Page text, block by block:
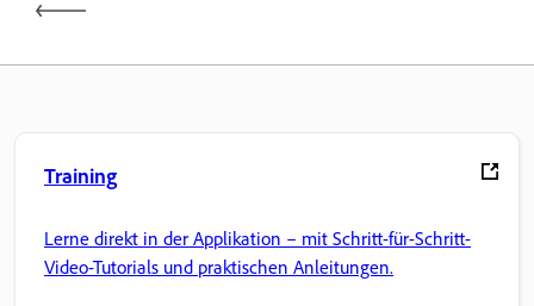
Training
Lerne direkt in der Applikation – mit Schritt-für-Schritt-
Video-Tutorials und praktischen Anleitungen.